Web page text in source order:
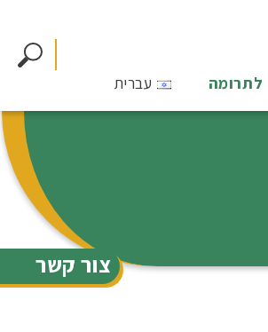
צור קשר
לתרומה עברית